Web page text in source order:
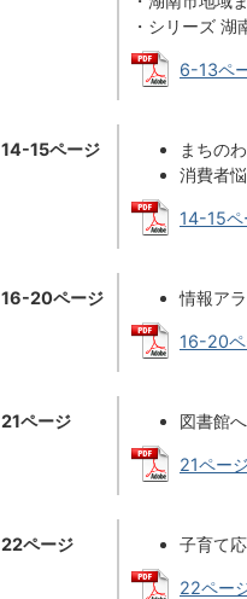
・シリーズ
6-13ペ
14-15ページ
まちの
消費者
14-15ペ
16-20ページ 情報ア
16-20ペ
21ページ 図書館
21ペー
22ページ 子育て
22ペー